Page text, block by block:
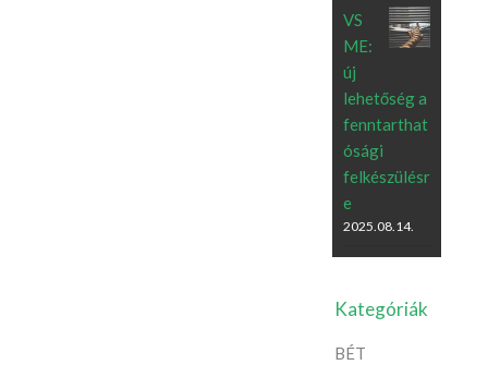
VS
ME:
új
lehetőség a
fenntarthat
ósági
felkészülésr
e
2025.08.14.
Kategóriák
BÉT